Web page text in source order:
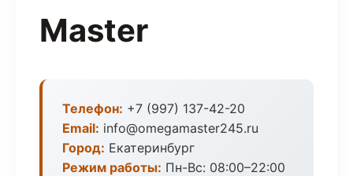
Master
Телефон: +7 (997) 137-42-20
Email: info@omegamaster245.ru
Город: Екатеринбург
Режим работы: Пн-Вс: 08:00–22:00